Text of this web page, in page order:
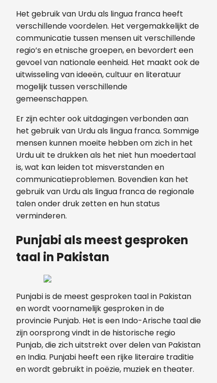
Het gebruik van Urdu als lingua franca heeft
verschillende voordelen. Het vergemakkelijkt de
communicatie tussen mensen uit verschillende
regio’s en etnische groepen, en bevordert een
gevoel van nationale eenheid. Het maakt ook de
uitwisseling van ideeën, cultuur en literatuur
mogelijk tussen verschillende
gemeenschappen.
Er zijn echter ook uitdagingen verbonden aan
het gebruik van Urdu als lingua franca. Sommige
mensen kunnen moeite hebben om zich in het
Urdu uit te drukken als het niet hun moedertaal
is, wat kan leiden tot misverstanden en
communicatieproblemen. Bovendien kan het
gebruik van Urdu als lingua franca de regionale
talen onder druk zetten en hun status
verminderen.
Punjabi als meest gesproken
taal in Pakistan
Punjabi is de meest gesproken taal in Pakistan
en wordt voornamelijk gesproken in de
provincie Punjab. Het is een Indo-Arische taal die
zijn oorsprong vindt in de historische regio
Punjab, die zich uitstrekt over delen van Pakistan
en India. Punjabi heeft een rijke literaire traditie
en wordt gebruikt in poëzie, muziek en theater.